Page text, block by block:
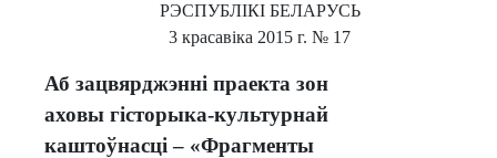
РЭСПУБЛІКІ БЕЛАРУСЬ
3 красавіка 2015 г. № 17
Аб зацвярджэнні праекта зон
аховы гісторыка-культурнай
каштоўнасці – «Фрагменты